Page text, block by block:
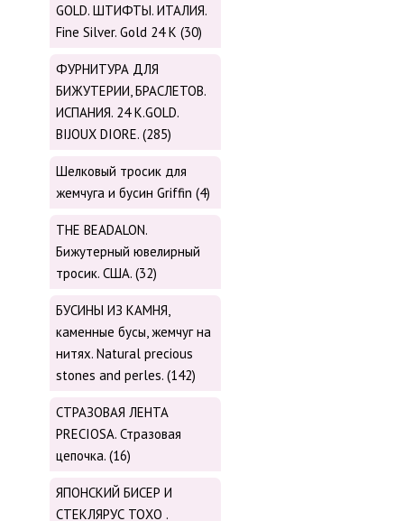
GOLD. ШТИФТЫ. ИТАЛИЯ.
Fine Silver. Gold 24 K (30)
ФУРНИТУРА ДЛЯ
БИЖУТЕРИИ, БРАСЛЕТОВ.
ИСПАНИЯ. 24 K.GOLD.
BIJOUX DIORE. (285)
Шелковый тросик для
жемчуга и бусин Griffin (4)
THE BEADALON.
Бижутерный ювелирный
тросик. США. (32)
БУСИНЫ ИЗ КАМНЯ,
каменные бусы, жемчуг на
нитях. Natural precious
stones and perles. (142)
СТРАЗОВАЯ ЛЕНТА
PRECIOSA. Стразовая
цепочка. (16)
ЯПОНСКИЙ БИСЕР И
СТЕКЛЯРУС TOХО .